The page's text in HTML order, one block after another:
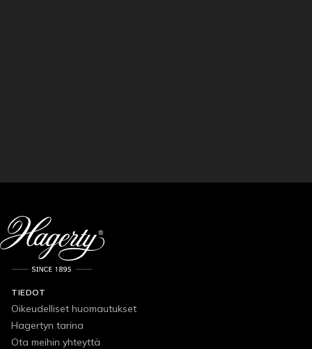
TIEDOT
Oikeudelliset huomautukset
Hagertyn tarina
Ota meihin yhteyttä